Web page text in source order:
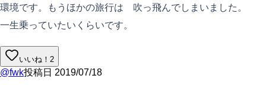
環境です。もうほかの旅行は 吹っ飛んでしまいました。
一生乗っていたいくらいです。
いいね！ 2
@fwk投稿日 2019/07/18